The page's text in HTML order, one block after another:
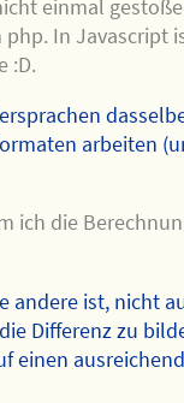
einmal
In Javascript
:D.
arbeiten
ich die
andere ist, nicht
Differenz zu
einen